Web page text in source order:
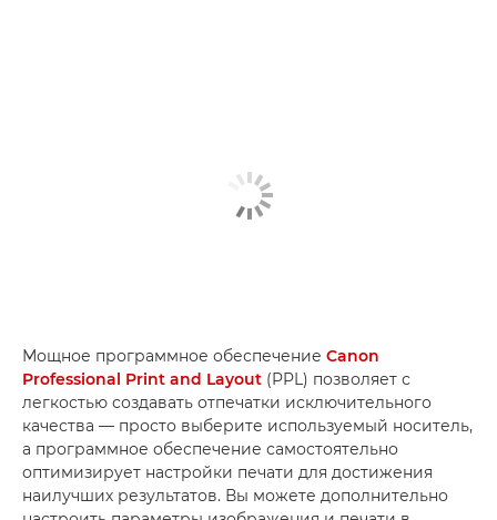
Мощное программное обеспечение Canon
Professional Print and Layout (PPL) позволяет с
легкостью создавать отпечатки исключительного
качества — просто выберите используемый носитель,
а программное обеспечение самостоятельно
оптимизирует настройки печати для достижения
наилучших результатов. Вы можете дополнительно